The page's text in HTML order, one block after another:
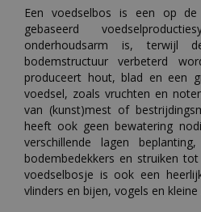
Een voedselbos is een op
gebaseerd
onderhoudsarm is, terwijl
bodemstructuur verbeterd
produceert hout, blad en een
voedsel, zoals vruchten en
van (kunst)mest of
heeft ook geen bewatering
verschillende lagen
bodembedekkers en struiken
voedselbosje is ook een
vlinders en bijen, vogels en